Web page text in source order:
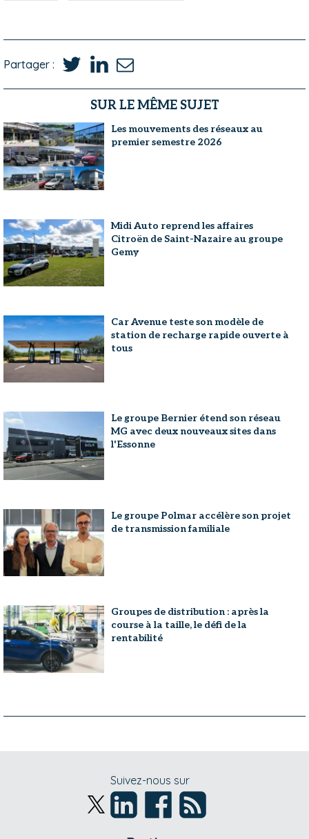
Partager :
SUR LE MÊME SUJET
Les mouvements des réseaux au
premier semestre 2026
Midi Auto reprend les affaires
Citroën de Saint-Nazaire au groupe
Gemy
Car Avenue teste son modèle de
station de recharge rapide ouverte à
tous
Le groupe Bernier étend son réseau
MG avec deux nouveaux sites dans
l'Essonne
Le groupe Polmar accélère son projet
de transmission familiale
Groupes de distribution : après la
course à la taille, le défi de la
rentabilité
Suivez-nous sur